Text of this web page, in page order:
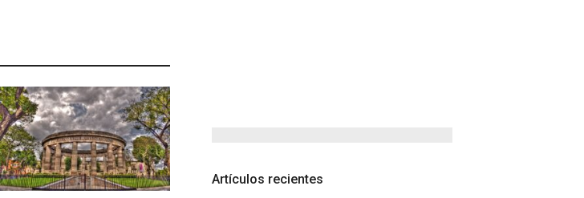
Artículos recientes